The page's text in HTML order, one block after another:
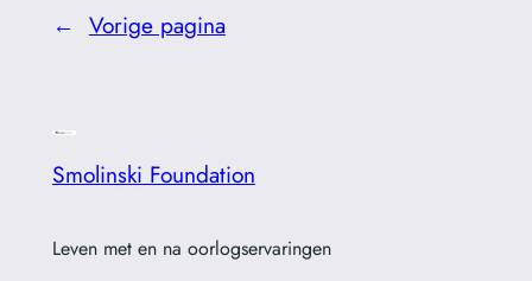
← Vorige pagina
Smolinski Foundation
Leven met en na oorlogservaringen